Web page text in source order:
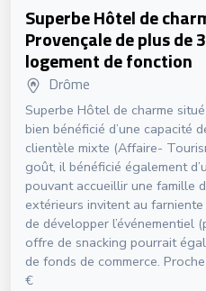
Superbe Hôtel de
Provençale de plus de
logement de fonction
Drôme
Superbe Hôtel de charme
bien bénéficié d’une capacité
clientèle mixte (Affaire-
goût, il bénéficié également
pouvant accueillir une famille
extérieurs invitent au
de développer l’événementiel
offre de snacking pourrait
de fonds de commerce.
€